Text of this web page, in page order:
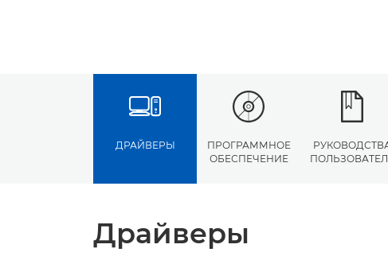
ДРАЙВЕРЫ
ПРОГРАММНОЕ
ОБЕСПЕЧЕНИЕ
Драйверы